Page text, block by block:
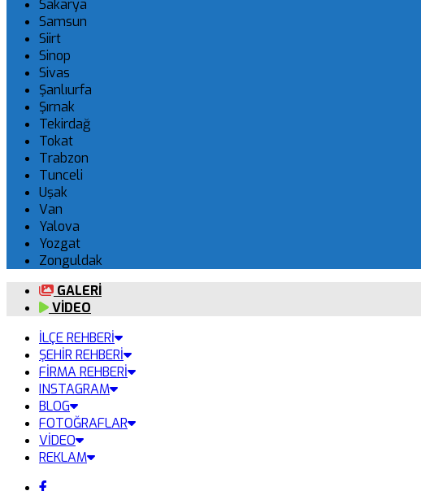
Sakarya
Samsun
Siirt
Sinop
Sivas
Şanlıurfa
Şırnak
Tekirdağ
Tokat
Trabzon
Tunceli
Uşak
Van
Yalova
Yozgat
Zonguldak
GALERİ
VİDEO
İLÇE REHBERİ
ŞEHİR REHBERİ
FİRMA REHBERİ
INSTAGRAM
BLOG
FOTOĞRAFLAR
VİDEO
REKLAM